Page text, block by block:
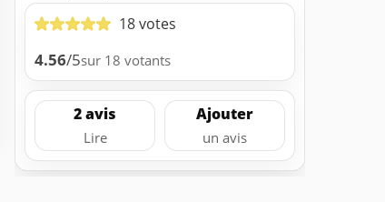
18 votes
4.56/5sur 18 votants
2 avis
Lire
Ajouter
un avis